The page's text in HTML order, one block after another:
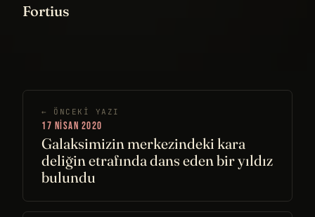
Fortius
← ÖNCEKI YAZI
17 NISAN 2020
Galaksimizin merkezindeki kara
deliğin etrafında dans eden bir yıldız
bulundu